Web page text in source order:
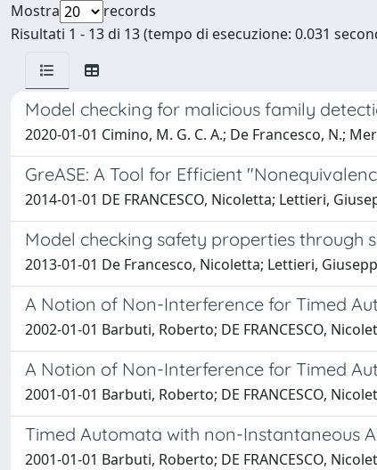
Mostra
records
Risultati 1 - 13 di 13 (tempo di esecuzione: 0.031
Model checking for malicious family
2020-01-01 Cimino, M. G. C. A.; De Francesco, N.;
GreASE: A Tool for Efficient
2014-01-01 DE FRANCESCO, Nicoletta; Lettieri,
Model checking safety properties through
2013-01-01 De Francesco, Nicoletta; Lettieri,
A Notion of Non-Interference for Timed
2002-01-01 Barbuti, Roberto; DE FRANCESCO,
A Notion of Non-Interference for Timed
2001-01-01 Barbuti, Roberto; DE FRANCESCO,
Timed Automata with non-Instantaneous
2001-01-01 Barbuti, Roberto; DE FRANCESCO,